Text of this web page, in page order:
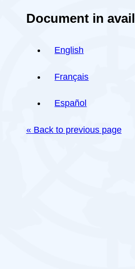
Document in
English
Français
Español
« Back to previous page